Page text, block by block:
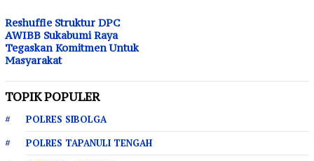
Reshuffle Struktur DPC
AWIBB Sukabumi Raya
Tegaskan Komitmen Untuk
Masyarakat
TOPIK POPULER
POLRES SIBOLGA
POLRES TAPANULI TENGAH